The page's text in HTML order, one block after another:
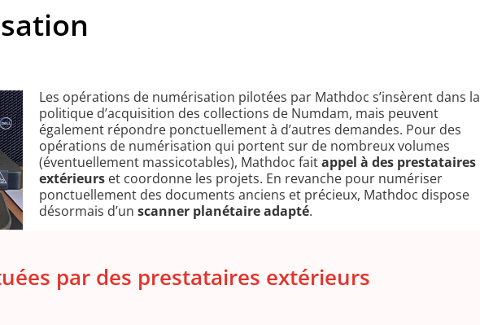
Les opérations de numérisation pilotées par Mathdoc s’insèrent dans la
politique d’acquisition des collections de Numdam, mais peuvent
également répondre ponctuellement à d’autres demandes. Pour des
opérations de numérisation qui portent sur de nombreux volumes
(éventuellement massicotables), Mathdoc faitappel à des prestataires
extérieurs et coordonne les projets. En revanche pour numériser
ponctuellement des documents anciens et précieux, Mathdoc dispose
désormais d’un scanner planétaire adapté.
par des prestataires extérieurs